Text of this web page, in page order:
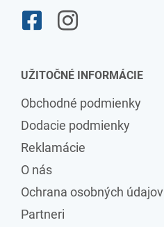
UŽITOČNÉ INFORMÁCIE
Obchodné podmienky
Dodacie podmienky
Reklamácie
O nás
Ochrana osobných údajov
Partneri